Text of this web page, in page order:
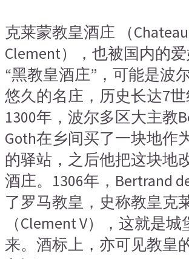
克莱蒙教皇酒庄 （Chateau
Clement），也被国内的
“黑教皇酒庄”，可能是波
悠久的名庄，历史长达7世
1300年，波尔多区大主教
Goth在乡间买了一块地作
的驿站，之后他把这块地
酒庄。1306年，Bertrand
了罗马教皇，史称教皇克
（Clement V），这就是
来。酒标上，亦可见教皇